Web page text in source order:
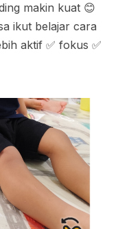
makin kuat 😊
ikut belajar cara
aktif ✅️ fokus ✅️